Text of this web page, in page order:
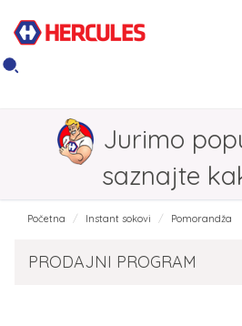
Jurimo
saznajte
Početna Instant sokovi Pomorandža
PRODAJNI PROGRAM